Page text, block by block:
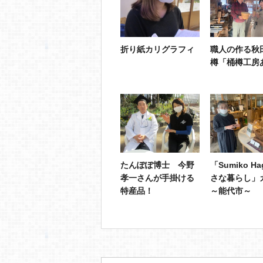
折り紙カリグラフィ
職人の作る秋
樽「桶樽工房
たんぽぽ博士 今野
孝一さんが手掛ける
特産品！
「Sumiko
さな暮らし」
～能代市～